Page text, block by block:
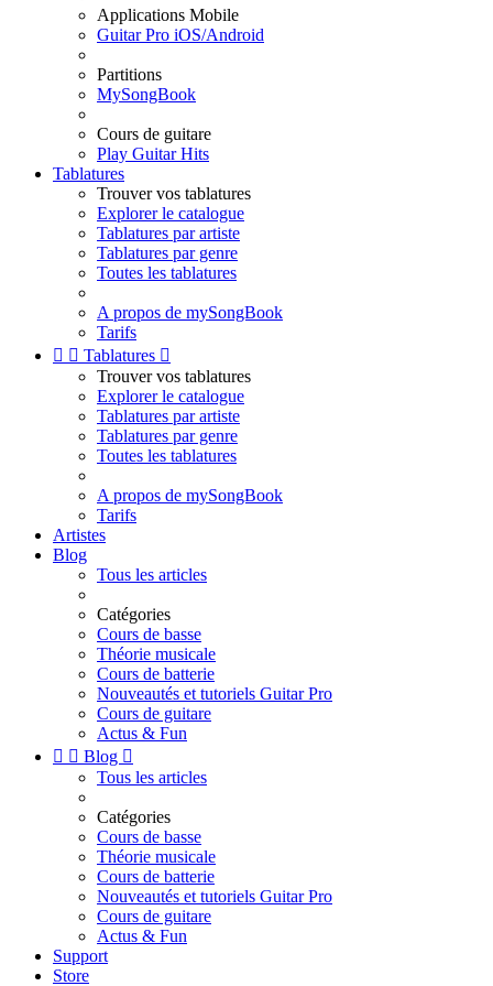
Applications Mobile
Guitar Pro iOS/Android
Partitions
MySongBook
Cours de guitare
Play Guitar Hits
Tablatures
Trouver vos tablatures
Explorer le catalogue
Tablatures par artiste
Tablatures par genre
Toutes les tablatures
A propos de mySongBook
Tarifs
  Tablatures 
Trouver vos tablatures
Explorer le catalogue
Tablatures par artiste
Tablatures par genre
Toutes les tablatures
A propos de mySongBook
Tarifs
Artistes
Blog
Tous les articles
Catégories
Cours de basse
Théorie musicale
Cours de batterie
Nouveautés et tutoriels Guitar Pro
Cours de guitare
Actus & Fun
  Blog 
Tous les articles
Catégories
Cours de basse
Théorie musicale
Cours de batterie
Nouveautés et tutoriels Guitar Pro
Cours de guitare
Actus & Fun
Support
Store